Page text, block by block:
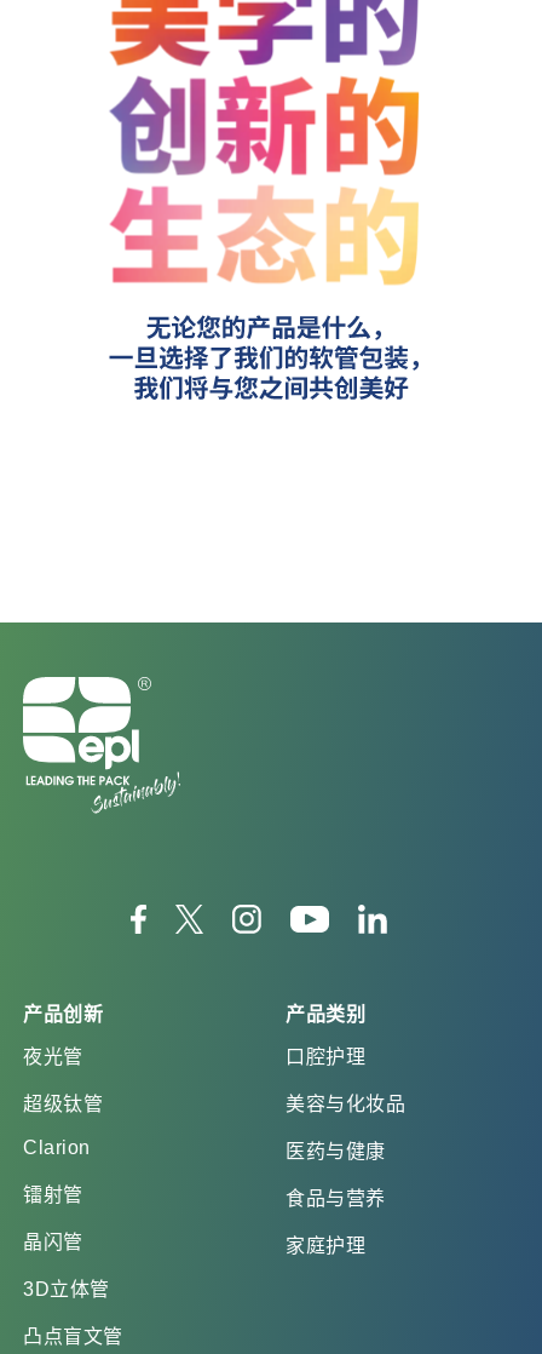
产品创新
夜光管
超级钛管
Clarion
镭射管
晶闪管
3D立体管
凸点盲文管
产品类别
口腔护理
美容与化妆品
医药与健康
食品与营养
家庭护理